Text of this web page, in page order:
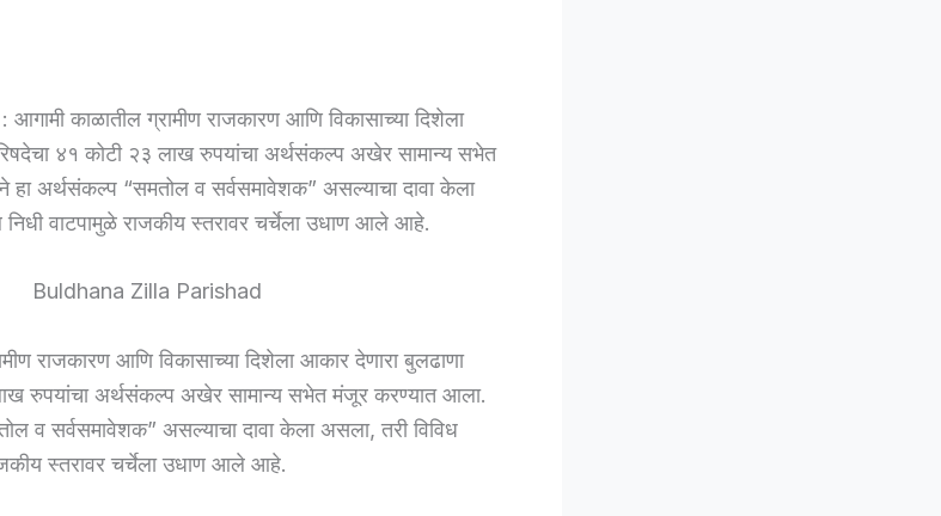
काळातील ग्रामीण राजकारण आणि विकासाच्या दिशेला
४१ कोटी २३ लाख रुपयांचा अर्थसंकल्प अखेर सामान्य सभेत
अर्थसंकल्प “समतोल व सर्वसमावेशक” असल्याचा दावा केला
निधी वाटपामुळे राजकीय स्तरावर चर्चेला उधाण आले आहे.
राजकारण आणि विकासाच्या दिशेला आकार देणारा बुलढाणा
रुपयांचा अर्थसंकल्प अखेर सामान्य सभेत मंजूर करण्यात आला.
व सर्वसमावेशक” असल्याचा दावा केला असला, तरी विविध
स्तरावर चर्चेला उधाण आले आहे.